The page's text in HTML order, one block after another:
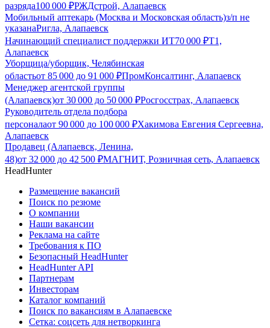
разряда100 000 ₽РЖДстрой, Алапаевск
Мобильный аптекарь (Москва и Московская область)з/п не
указанаРигла, Алапаевск
Начинающий специалист поддержки ИТ70 000 ₽Т1,
Алапаевск
Уборщица/уборщик, Челябинская
областьот 85 000 до 91 000 ₽ПромКонсалтинг, Алапаевск
Менеджер агентской группы
(Алапаевск)от 30 000 до 50 000 ₽Росгосстрах, Алапаевск
Руководитель отдела подбора
персоналаот 90 000 до 100 000 ₽Хакимова Евгения Сергеевна,
Алапаевск
Продавец (Алапаевск, Ленина,
48)от 32 000 до 42 500 ₽МАГНИТ, Розничная сеть, Алапаевск
HeadHunter
Размещение вакансий
Поиск по резюме
О компании
Наши вакансии
Реклама на сайте
Требования к ПО
Безопасный HeadHunter
HeadHunter API
Партнерам
Инвесторам
Каталог компаний
Поиск по вакансиям в Алапаевске
Сетка: соцсеть для нетворкинга